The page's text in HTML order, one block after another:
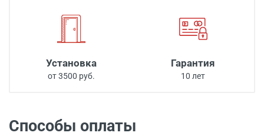
Установка
от 3500 руб.
Гарантия
10 лет
Способы оплаты